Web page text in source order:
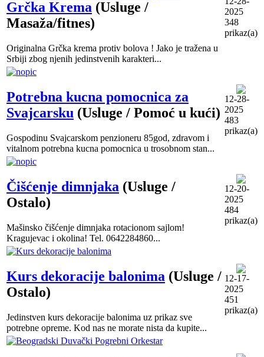
Grčka Krema (Usluge /
Masaža/fitnes)
Originalna Grčka krema protiv bolova ! Jako je tražena u
Srbiji zbog njenih jedinstvenih karakteri...
2025
348
prikaz(a)
Potrebna kucna pomocnica za
Svajcarsku (Usluge / Pomoć u kući)
Gospodinu Svajcarskom penzioneru 85god, zdravom i
vitalnom potrebna kucna pomocnica u trosobnom stan...
12-28-
2025
483
prikaz(a)
Čišćenje dimnjaka (Usluge /
Ostalo)
Mašinsko čišćenje dimnjaka rotacionom sajlom!
Kragujevac i okolina! Tel. 0642284860...
12-20-
2025
484
prikaz(a)
Kurs dekoracije balonima (Usluge /
Ostalo)
Jedinstven kurs dekoracije balonima uz prikaz sve
potrebne opreme. Kod nas ne morate nista da kupite...
12-17-
2025
451
prikaz(a)